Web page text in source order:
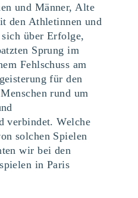
und Männer, Alte
den Athletinnen und
über Erfolge,
Sprung im
Fehlschuss am
für den
rund um
verbindet. Welche
solchen Spielen
wir bei den
in Paris